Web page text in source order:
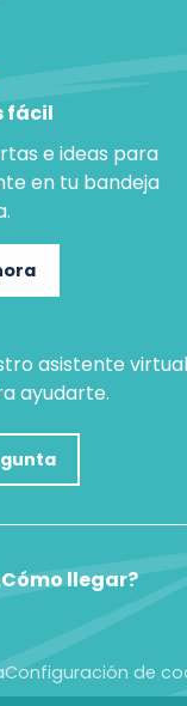
fácil
e ideas para
en tu bandeja
asistente
ayudarte.
llegar?
Configuración de